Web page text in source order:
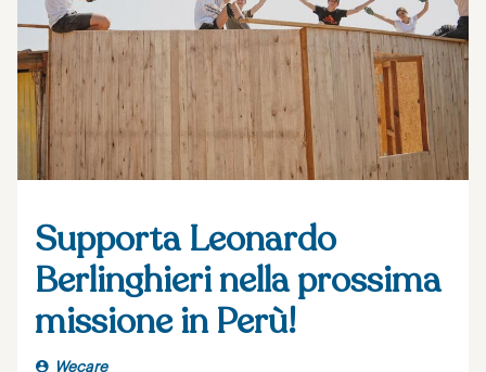
Supporta Leonardo
Berlinghieri nella prossima
missione in Perù!
Wecare